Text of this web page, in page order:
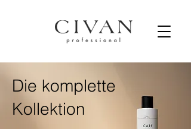
Die komplette
Kollektion